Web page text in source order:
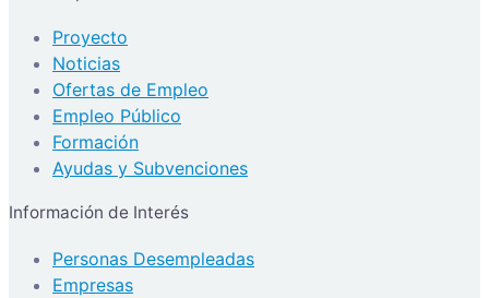
Proyecto
Noticias
Ofertas de Empleo
Empleo Público
Formación
Ayudas y Subvenciones
Información de Interés
Personas Desempleadas
Empresas